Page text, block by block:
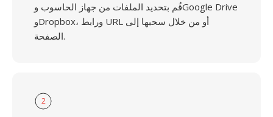
قُم بتحديد الملفات من جهاز الحاسوب وGoogle Drive
وDropbox، ورابط URL أو من خلال سحبها إلى
الصفحة.
2